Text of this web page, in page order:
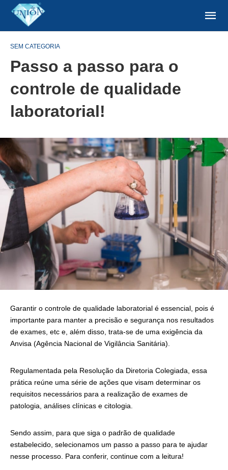
SEM CATEGORIA
Passo a passo para o
controle de qualidade
laboratorial!
Garantir o controle de qualidade laboratorial é essencial, pois é
importante para manter a precisão e segurança nos resultados
de exames, etc e, além disso, trata-se de uma exigência da
Anvisa (Agência Nacional de Vigilância Sanitária).
Regulamentada pela Resolução da Diretoria Colegiada, essa
prática reúne uma série de ações que visam determinar os
requisitos necessários para a realização de exames de
patologia, análises clínicas e citologia.
Sendo assim, para que siga o padrão de qualidade
estabelecido, selecionamos um passo a passo para te ajudar
nesse processo. Para conferir, continue com a leitura!